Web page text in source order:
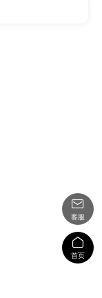

客服

首页